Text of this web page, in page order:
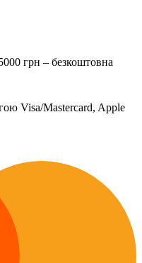
грн – безкоштовна
Visa/Mastercard, Apple